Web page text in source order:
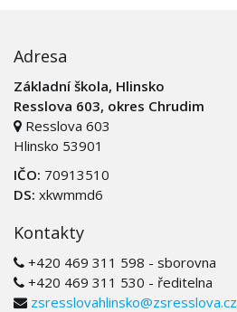
Adresa
Základní škola, Hlinsko
Resslova 603, okres Chrudim
Resslova 603
Hlinsko 53901
IČO: 70913510
DS: xkwmmd6
Kontakty
+420 469 311 598 - sborovna
+420 469 311 530 - ředitelna
zsresslovahlinsko@zsresslova.cz